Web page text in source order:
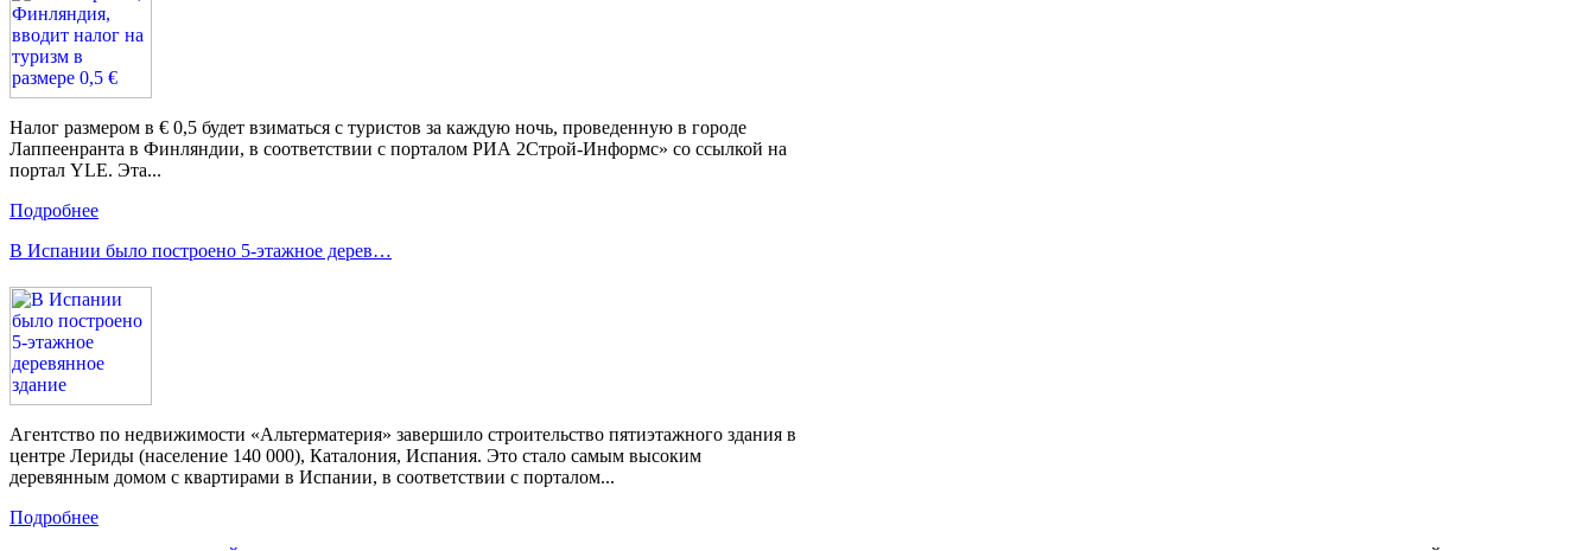
Налог размером в € 0,5 будет взиматься с туристов за каждую ночь, проведенную в городе
Лаппеенранта в Финляндии, в соответствии с порталом РИА 2Строй-Информс» со ссылкой на
портал YLE. Эта...
Подробнее
В Испании было построено 5-этажное дерев…
Агентство по недвижимости «Альтерматерия» завершило строительство пятиэтажного здания в
центре Лериды (население 140 000), Каталония, Испания. Это стало самым высоким
деревянным домом с квартирами в Испании, в соответствии с порталом...
Подробнее